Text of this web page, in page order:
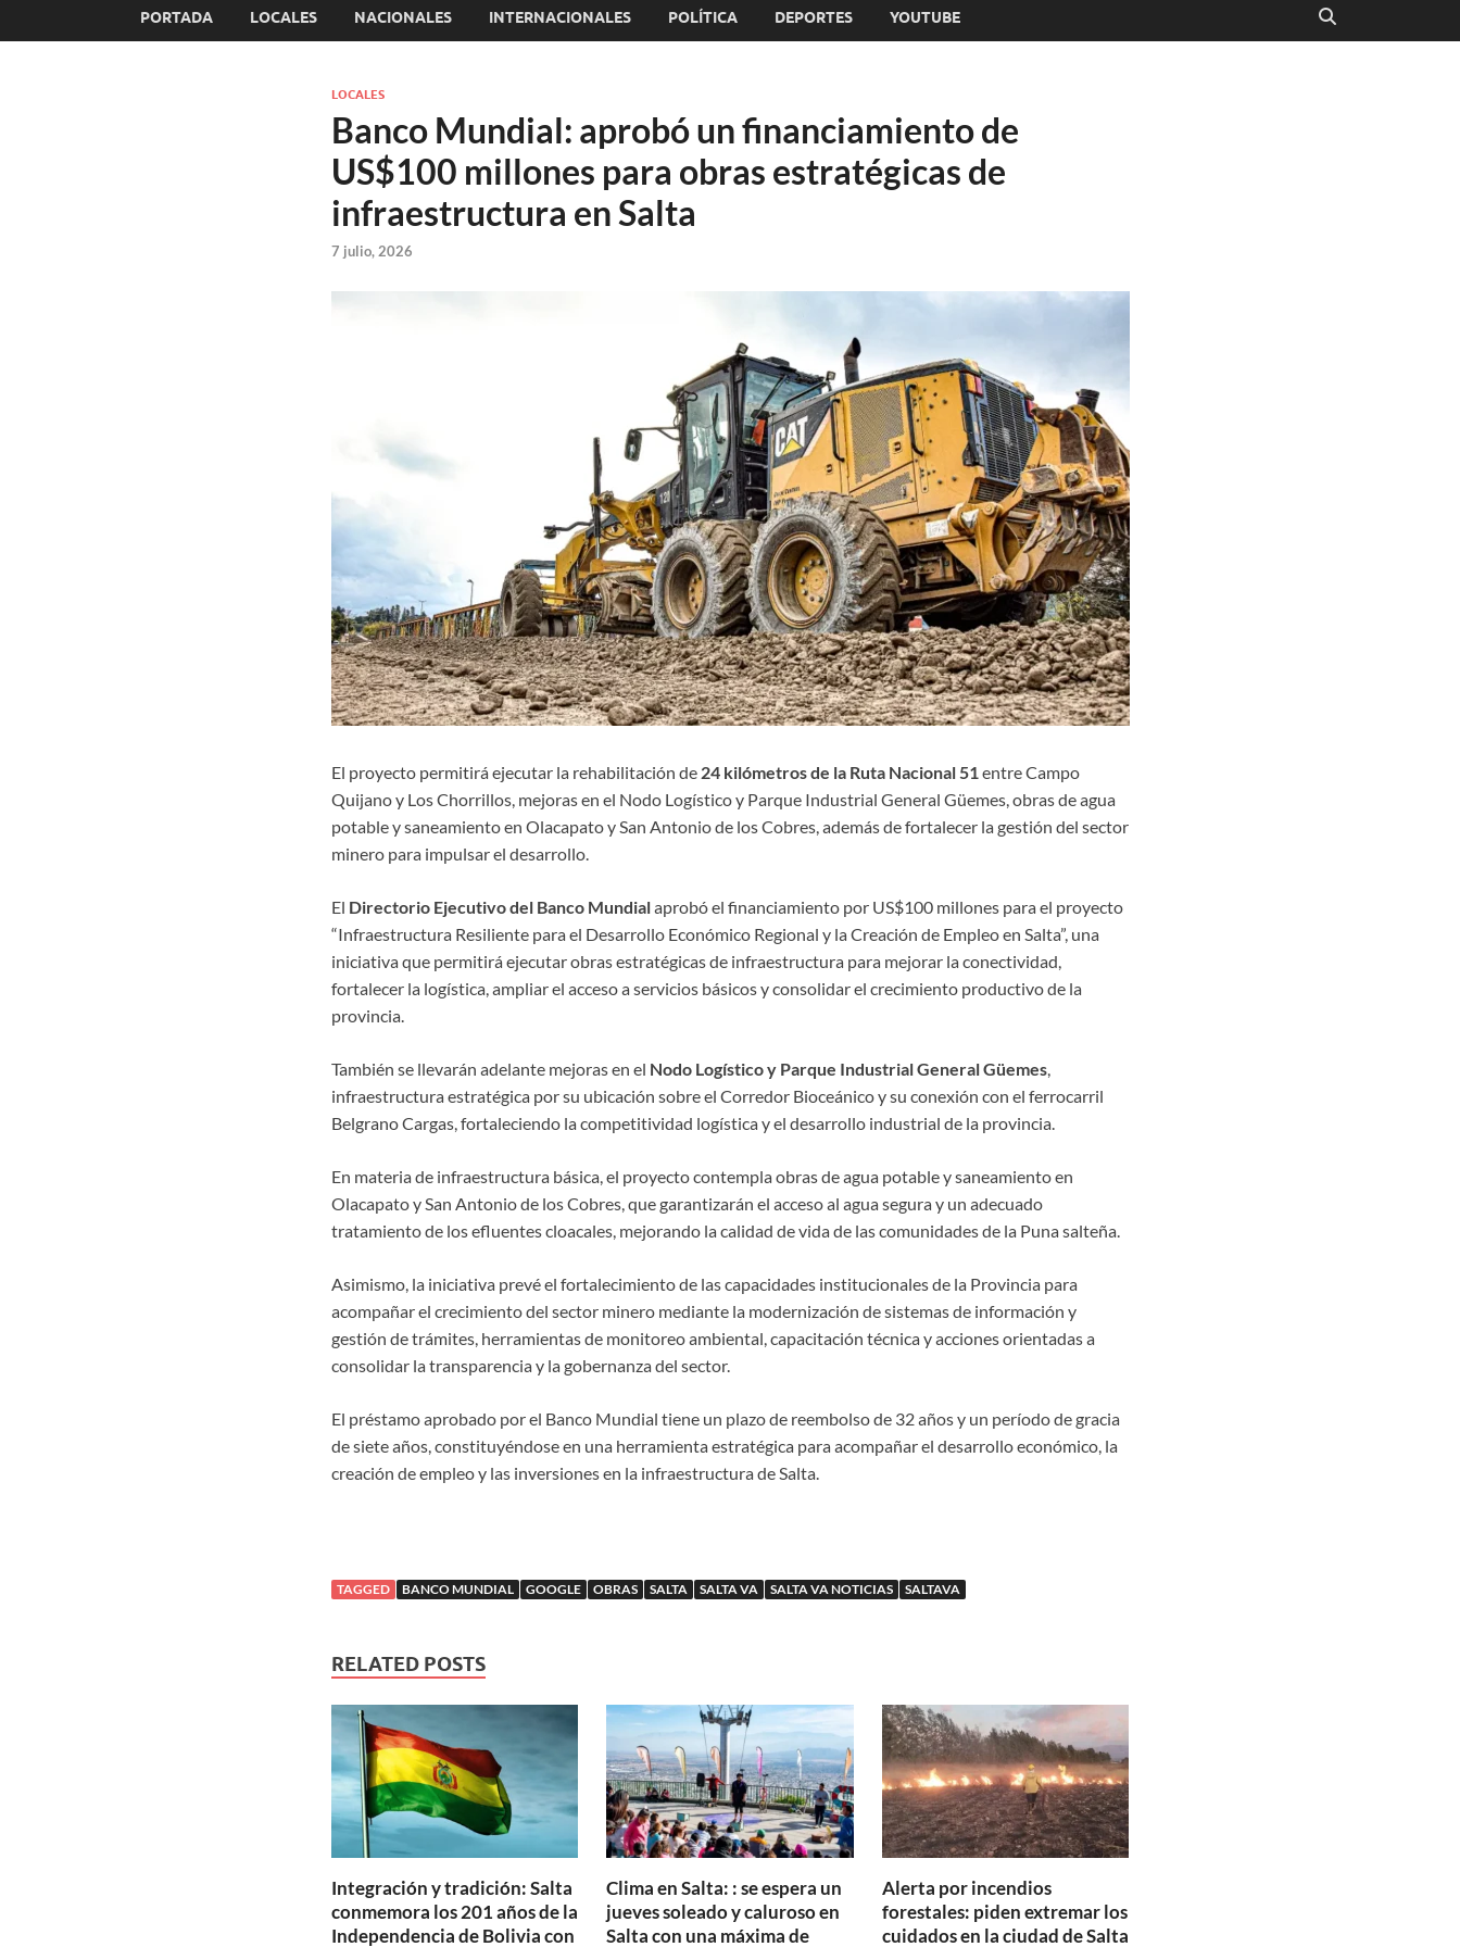
PORTADA LOCALES NACIONALES INTERNACIONALES POLÍTICA DEPORTES YOUTUBE
LOCALES
Banco Mundial: aprobó un financiamiento de
US$100 millones para obras estratégicas de
infraestructura en Salta
7 julio, 2026
El proyecto permitirá ejecutar la rehabilitación de 24 kilómetros de la Ruta Nacional 51entre Campo
Quijano y Los Chorrillos, mejoras en el Nodo Logístico y Parque Industrial General Güemes, obras de agua
potable y saneamiento en Olacapato y San Antonio de los Cobres, además de fortalecer la gestión del sector
minero para impulsar el desarrollo.
El Directorio Ejecutivo del Banco Mundialaprobó el financiamiento por US$100 millones para el proyecto
“Infraestructura Resiliente para el Desarrollo Económico Regional y la Creación de Empleo en Salta”, una
iniciativa que permitirá ejecutar obras estratégicas de infraestructura para mejorar la conectividad,
fortalecer la logística, ampliar el acceso a servicios básicos y consolidar el crecimiento productivo de la
provincia.
También se llevarán adelante mejoras en el Nodo Logístico y Parque Industrial General Güemes,
infraestructura estratégica por su ubicación sobre el Corredor Bioceánico y su conexión con el ferrocarril
Belgrano Cargas, fortaleciendo la competitividad logística y el desarrollo industrial de la provincia.
En materia de infraestructura básica, el proyecto contempla obras de agua potable y saneamiento en
Olacapato y San Antonio de los Cobres, que garantizarán el acceso al agua segura y un adecuado
tratamiento de los efluentes cloacales, mejorando la calidad de vida de las comunidades de la Puna salteña.
Asimismo, la iniciativa prevé el fortalecimiento de las capacidades institucionales de la Provincia para
acompañar el crecimiento del sector minero mediante la modernización de sistemas de información y
gestión de trámites, herramientas de monitoreo ambiental, capacitación técnica y acciones orientadas a
consolidar la transparencia y la gobernanza del sector.
El préstamo aprobado por el Banco Mundial tiene un plazo de reembolso de 32 años y un período de gracia
de siete años, constituyéndose en una herramienta estratégica para acompañar el desarrollo económico, la
creación de empleo y las inversiones en la infraestructura de Salta.
TAGGED BANCO MUNDIAL GOOGLE OBRAS SALTA SALTA VA SALTA VA NOTICIAS SALTAVA
RELATED POSTS
Integración y tradición: Salta
conmemora los 201 años de la
Independencia de Bolivia con
Clima en Salta: : se espera un
jueves soleado y caluroso en
Salta con una máxima de
Alerta por incendios
forestales: piden extremar los
cuidados en la ciudad de Salta